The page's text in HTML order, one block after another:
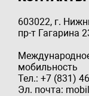
603022, г.
пр-т Гагарина
мобильность
Тел.: +7 (831)
Эл. почта: